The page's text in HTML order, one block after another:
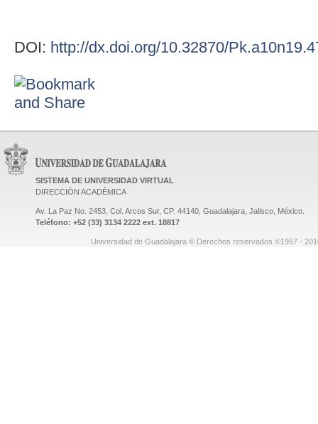
DOI: http://dx.doi.org/10.32870/
SISTEMA DE UNIVERSIDAD VIRTUAL
DIRECCIÓN ACADÉMICA
Av. La Paz No. 2453, Col. Arcos Sur, CP. 44140, Guadalajara, Jalisco, México.
Teléfono: +52 (33) 3134 2222 ext. 18817
Universidad de Guadalajara © Derechos reservados ©1997 -